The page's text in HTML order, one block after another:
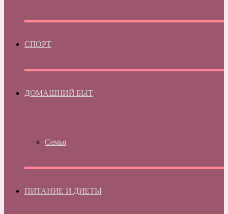
СПОРТ
ДОМАШНИЙ БЫТ
Семья
ПИТАНИЕ И ДИЕТЫ